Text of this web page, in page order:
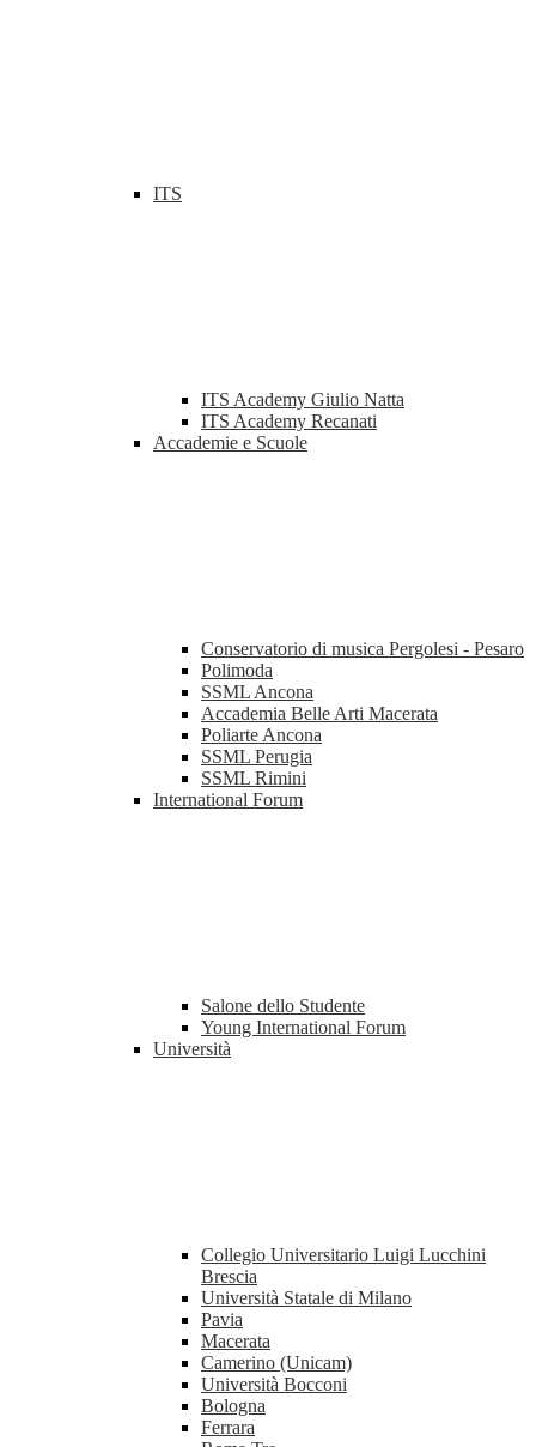
ITS
ITS Academy Giulio Natta
ITS Academy Recanati
Accademie e Scuole
Conservatorio di musica Pergolesi - Pesaro
Polimoda
SSML Ancona
Accademia Belle Arti Macerata
Poliarte Ancona
SSML Perugia
SSML Rimini
International Forum
Salone dello Studente
Young International Forum
Università
Collegio Universitario Luigi Lucchini
Brescia
Università Statale di Milano
Pavia
Macerata
Camerino (Unicam)
Università Bocconi
Bologna
Ferrara